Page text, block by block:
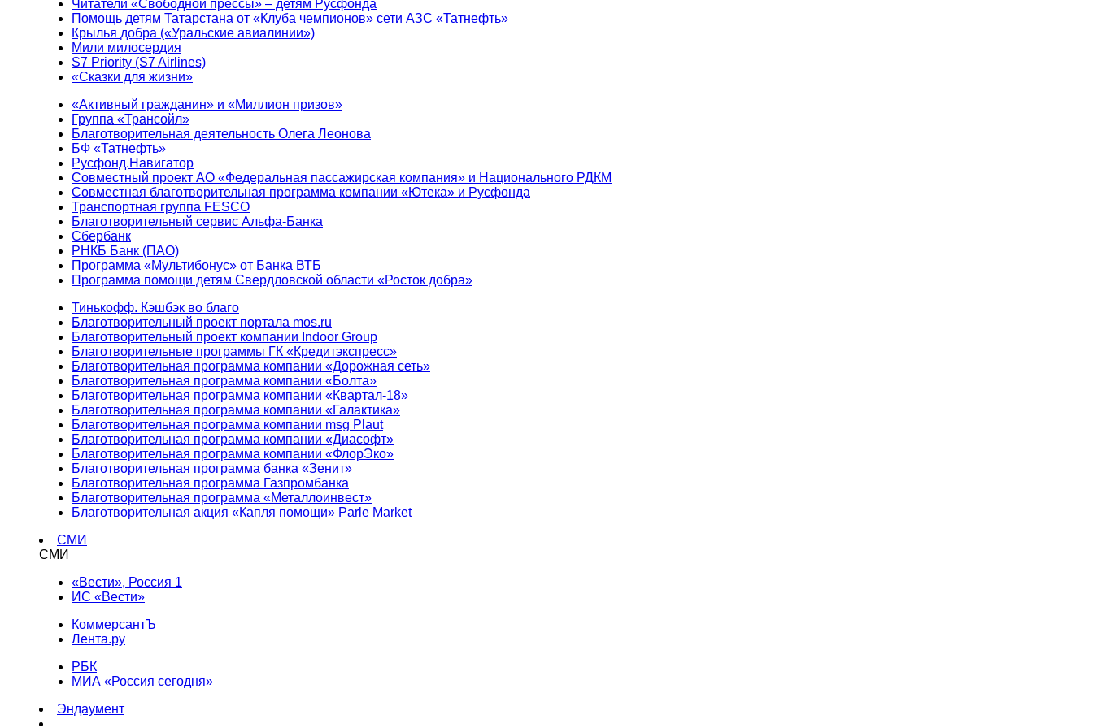
Читатели «Свободной прессы» – детям Русфонда
Помощь детям Татарстана от «Клуба чемпионов» сети АЗС «Татнефть»
Крылья добра («Уральские авиалинии»)
Мили милосердия
S7 Priority (S7 Airlines)
«Сказки для жизни»
«Активный гражданин» и «Миллион призов»
Группа «Трансойл»
Благотворительная деятельность Олега Леонова
БФ «Татнефть»
Русфонд.Навигатор
Совместный проект АО «Федеральная пассажирская компания» и Национального РДКМ
Совместная благотворительная программа компании «Ютека» и Русфонда
Транспортная группа FESCO
Благотворительный сервис Альфа-Банка
Сбербанк
РНКБ Банк (ПАО)
Программа «Мультибонус» от Банка ВТБ
Программа помощи детям Свердловской области «Росток добра»
Тинькофф. Кэшбэк во благо
Благотворительный проект портала mos.ru
Благотворительный проект компании Indoor Group
Благотворительные программы ГК «Кредитэкспресс»
Благотворительная программа компании «Дорожная сеть»
Благотворительная программа компании «Болта»
Благотворительная программа компании «Квартал-18»
Благотворительная программа компании «Галактика»
Благотворительная программа компании msg Plaut
Благотворительная программа компании «Диасофт»
Благотворительная программа компании «ФлорЭко»
Благотворительная программа банка «Зенит»
Благотворительная программа Газпромбанка
Благотворительная программа «Металлоинвест»
Благотворительная акция «Капля помощи» Parle Market
СМИ
СМИ
«Вести», Россия 1
ИС «Вести»
КоммерсантЪ
Лента.ру
РБК
МИА «Россия сегодня»
Эндаумент